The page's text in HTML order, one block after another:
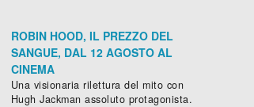
ROBIN HOOD, IL PREZZO DEL
SANGUE, DAL 12 AGOSTO AL
CINEMA
Una visionaria rilettura del mito con
Hugh Jackman assoluto protagonista.